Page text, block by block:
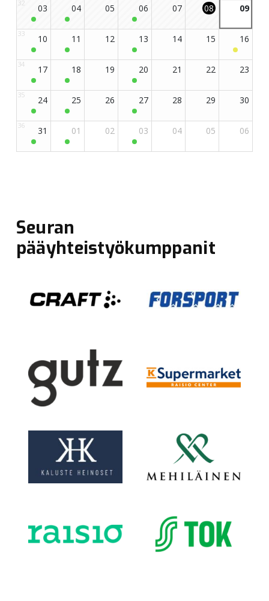
Seuran
pääyhteistyökumppanit